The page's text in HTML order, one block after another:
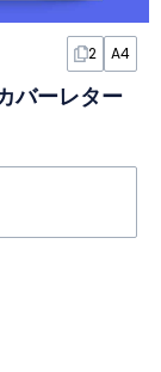
2 A4
バーレター